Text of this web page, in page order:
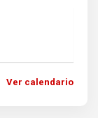
Ver calendario